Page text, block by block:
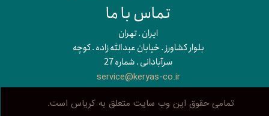
تمامی حقوق این وب سایت متعلق به کریاس است.
تماس با ما
​​ایران . تهران
بلوار کشاورز . خیابان عبدالله زاده . کوچه
سرآبادانی . شماره 27
service@keryas-co.ir